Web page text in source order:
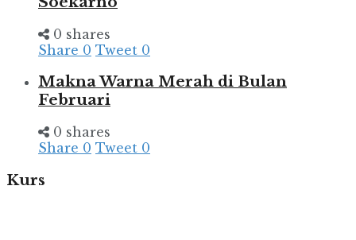
0 shares
Share 0 Tweet 0
Makna Warna Merah di Bulan
Februari
0 shares
Share 0 Tweet 0
Kurs